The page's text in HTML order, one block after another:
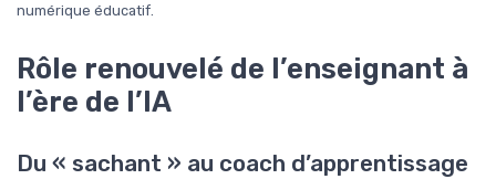
numérique éducatif.
Rôle renouvelé de l’enseignant à
l’ère de l’IA
Du « sachant » au coach d’apprentissage